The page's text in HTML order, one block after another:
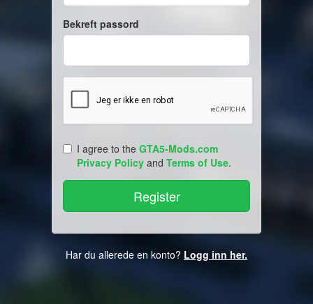
Bekreft passord
I agree to the GTA5-Mods.com
Privacy Policy and Terms of Use.
Har du allerede en konto? Logg inn her.